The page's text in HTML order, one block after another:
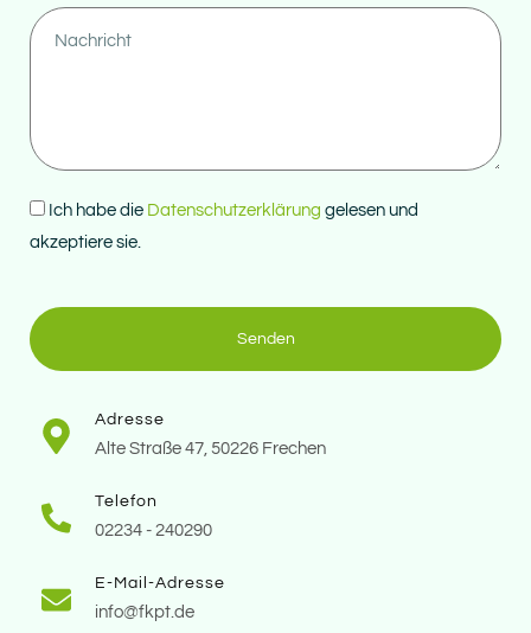
Ich habe die Datenschutzerklärung gelesen und
akzeptiere sie.
Senden
Adresse
Alte Straße 47, 50226 Frechen
Telefon
02234 - 240290
E-Mail-Adresse
info@fkpt.de